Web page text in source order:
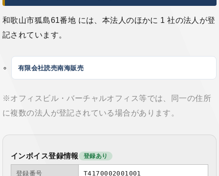
和歌山市狐島61番地 には、本法人のほかに 1 社の法人が登
記されています。
有限会社読売南海販売
※オフィスビル・バーチャルオフィス等では、同一の住所
に複数の法人が登記されている場合があります。
インボイス登録情報 登録あり
登録番号 T4170002001001